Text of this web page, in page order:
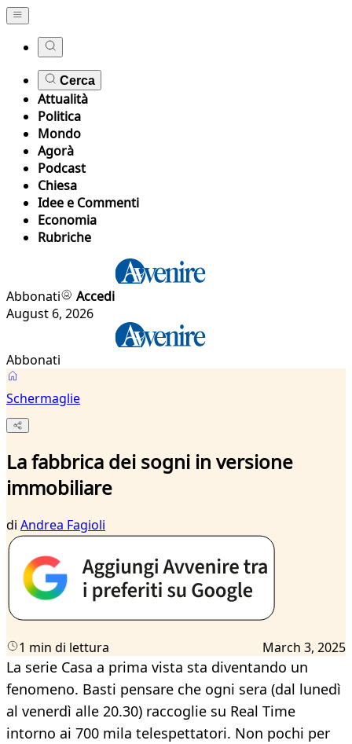
Cerca
Attualità
Politica
Mondo
Agorà
Podcast
Chiesa
Idee e Commenti
Economia
Rubriche
Abbonati
Accedi
August 6, 2026
Abbonati
Schermaglie
La fabbrica dei sogni in versione
immobiliare
di Andrea Fagioli
1 min di lettura March 3, 2025
La serie Casa a prima vista sta diventando un
fenomeno. Basti pensare che ogni sera (dal lunedì
al venerdì alle 20.30) raccoglie su Real Time
intorno ai 700 mila telespettatori. Non pochi per